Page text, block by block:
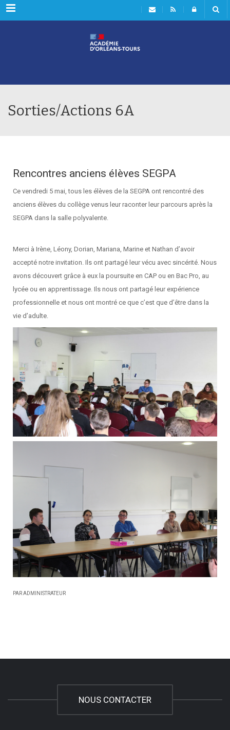
Rubriques
Sorties/Actions 6A
Rencontres anciens élèves SEGPA
Ce vendredi 5 mai, tous les élèves de la SEGPA ont rencontré des
anciens élèves du collège venus leur raconter leur parcours après la
SEGPA dans la salle polyvalente.
Merci à Irène, Léony, Dorian, Mariana, Marine et Nathan d’avoir
accepté notre invitation. Ils ont partagé leur vécu avec sincérité. Nous
avons découvert grâce à eux la poursuite en CAP ou en Bac Pro, au
lycée ou en apprentissage. Ils nous ont partagé leur expérience
professionnelle et nous ont montré ce que c’est que d’être dans la
vie d’adulte.
PAR ADMINISTRATEUR
NOUS CONTACTER